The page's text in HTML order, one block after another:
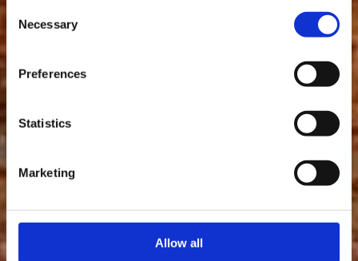
possible later deactivation in our
at any
Consent
Selection
Necessary
Preferences
Statistics
Marketing
Allow all